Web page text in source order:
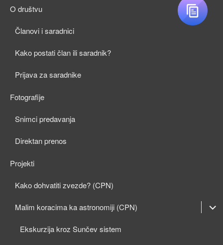
O društvu
Članovi i saradnici
Kako postati član ili saradnik?
Prijava za saradnike
Fotografije
Snimci predavanja
Direktan prenos
Projekti
Kako dohvatiti zvezde? (CPN)
Malim koracima ka astronomiji (CPN)
Ekskurzija kroz Sunčev sistem